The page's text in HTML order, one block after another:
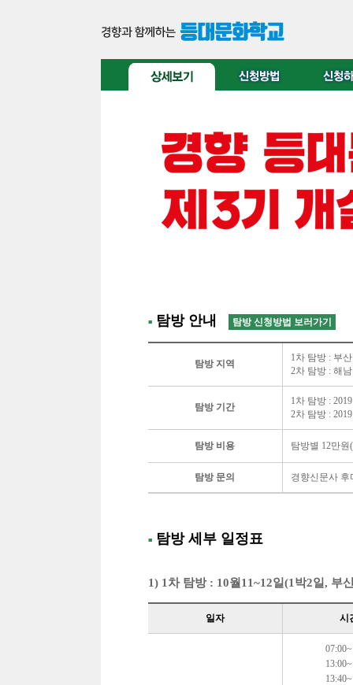
■탐방 안내 탐방 신청방법 보러가기
탐방 지역
1차 탐방 : 부
2차 탐방 : 해
탐방 기간
1차 탐방 :
2차 탐방 :
탐방 비용 탐방별 12만
탐방 문의 경향신문사 후
■탐방 세부 일정표
1) 1차 탐방 : 10월11~12일(1박2일, 부
일자 시